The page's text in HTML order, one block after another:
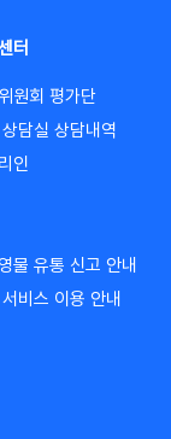
터
원회 평가단
담실 상담내역
인
물 유통 신고 안내
비스 이용 안내